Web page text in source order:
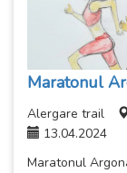
Maratonul
Alergare trail
13.04.2024
Maratonul